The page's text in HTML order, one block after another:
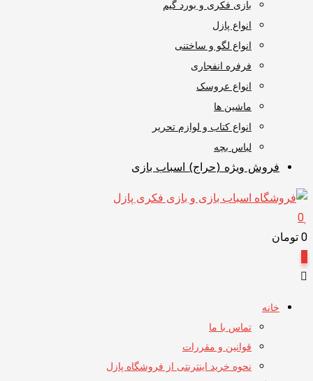
بازی فکری و بورد گیم
انواع پازل
انواع لگو و ساختنی
فرفره انفجاری
انواع عروسک
ماشین ها
انواع کتاب و لوازم تحریر
لباس بچه
فروش ویژه (حراج) اسباب بازی
0
0 تومان
خانه
تماس با ما
قوانین و مقررات
نحوه خرید اینترنتی از فروشگاه پازل